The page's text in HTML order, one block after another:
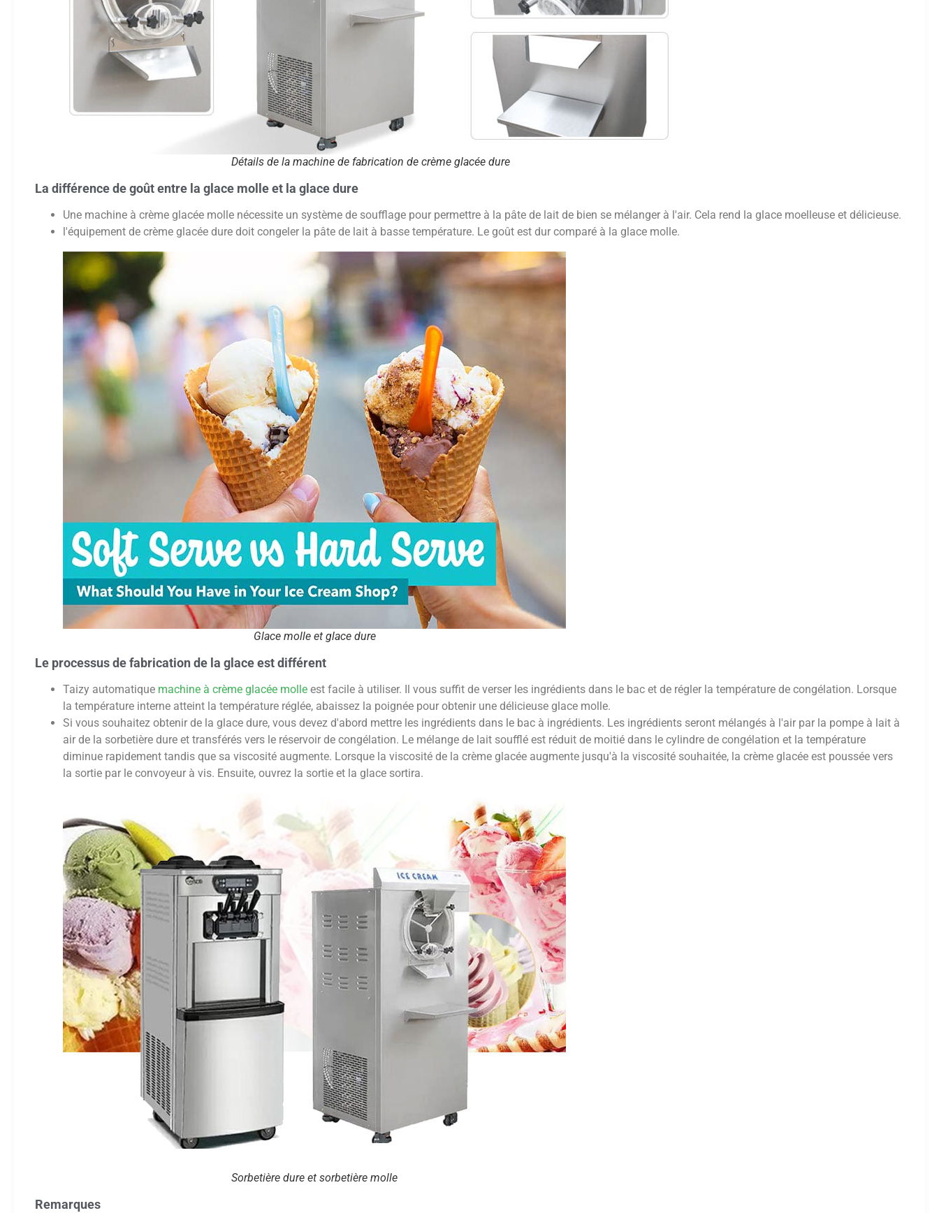
Détails de la machine de fabrication de crème glacée dure
La différence de goût entre la glace molle et la glace dure
Une machine à crème glacée molle nécessite un système de soufflage pour permettre à la pâte de lait de bien se mélanger à l'air. Cela rend la glace moelleuse et délicieuse.
l'équipement de crème glacée dure doit congeler la pâte de lait à basse température. Le goût est dur comparé à la glace molle.
Glace molle et glace dure
Le processus de fabrication de la glace est différent
Taizy automatique machine à crème glacée molle est facile à utiliser. Il vous suffit de verser les ingrédients dans le bac et de régler la température de congélation. Lorsque
la température interne atteint la température réglée, abaissez la poignée pour obtenir une délicieuse glace molle.
Si vous souhaitez obtenir de la glace dure, vous devez d'abord mettre les ingrédients dans le bac à ingrédients. Les ingrédients seront mélangés à l'air par la pompe à lait à
air de la sorbetière dure et transférés vers le réservoir de congélation. Le mélange de lait soufflé est réduit de moitié dans le cylindre de congélation et la température
diminue rapidement tandis que sa viscosité augmente. Lorsque la viscosité de la crème glacée augmente jusqu'à la viscosité souhaitée, la crème glacée est poussée vers
la sortie par le convoyeur à vis. Ensuite, ouvrez la sortie et la glace sortira.
Sorbetière dure et sorbetière molle
Remarques